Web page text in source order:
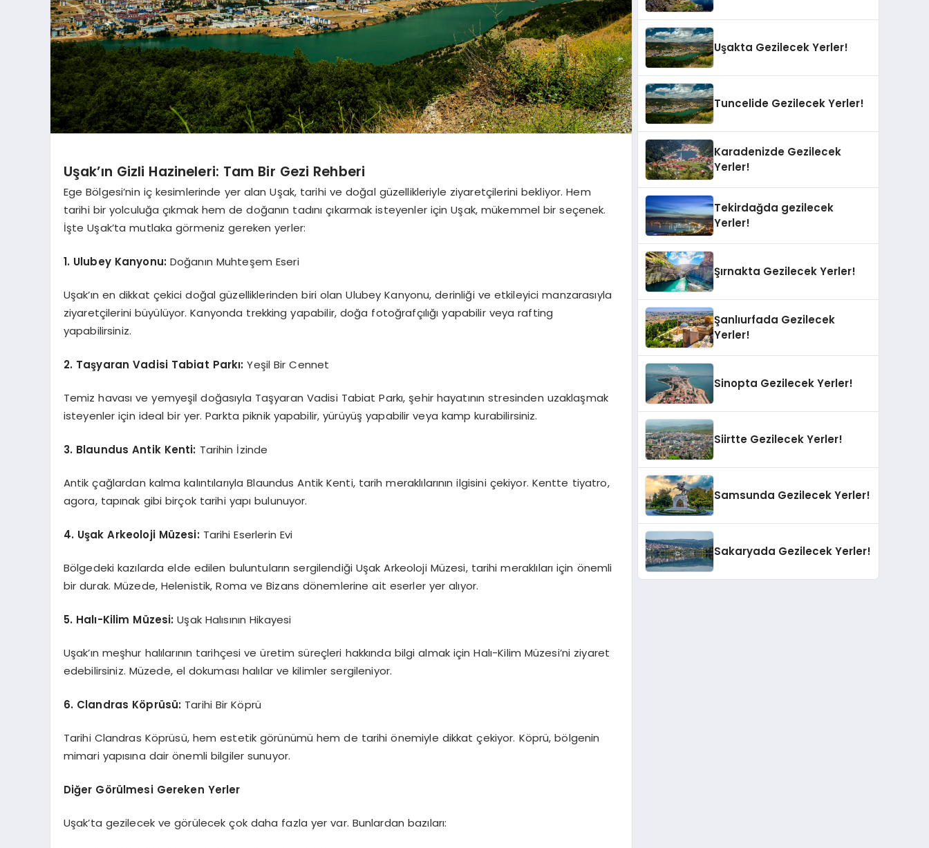
Uşak’ın Gizli Hazineleri: Tam Bir Gezi Rehberi
Ege Bölgesi’nin iç kesimlerinde yer alan Uşak, tarihi ve doğal güzellikleriyle ziyaretçilerini bekliyor. Hem
tarihi bir yolculuğa çıkmak hem de doğanın tadını çıkarmak isteyenler için Uşak, mükemmel bir seçenek.
İşte Uşak’ta mutlaka görmeniz gereken yerler:
1. Ulubey Kanyonu: Doğanın Muhteşem Eseri
Uşak’ın en dikkat çekici doğal güzelliklerinden biri olan Ulubey Kanyonu, derinliği ve etkileyici manzarasıyla
ziyaretçilerini büyülüyor. Kanyonda trekking yapabilir, doğa fotoğrafçılığı yapabilir veya rafting
yapabilirsiniz.
2. Taşyaran Vadisi Tabiat Parkı: Yeşil Bir Cennet
Temiz havası ve yemyeşil doğasıyla Taşyaran Vadisi Tabiat Parkı, şehir hayatının stresinden uzaklaşmak
isteyenler için ideal bir yer. Parkta piknik yapabilir, yürüyüş yapabilir veya kamp kurabilirsiniz.
3. Blaundus Antik Kenti: Tarihin İzinde
Antik çağlardan kalma kalıntılarıyla Blaundus Antik Kenti, tarih meraklılarının ilgisini çekiyor. Kentte tiyatro,
agora, tapınak gibi birçok tarihi yapı bulunuyor.
4. Uşak Arkeoloji Müzesi: Tarihi Eserlerin Evi
Bölgedeki kazılarda elde edilen buluntuların sergilendiği Uşak Arkeoloji Müzesi, tarihi meraklıları için önemli
bir durak. Müzede, Helenistik, Roma ve Bizans dönemlerine ait eserler yer alıyor.
5. Halı-Kilim Müzesi: Uşak Halısının Hikayesi
Uşak’ın meşhur halılarının tarihçesi ve üretim süreçleri hakkında bilgi almak için Halı-Kilim Müzesi’ni ziyaret
edebilirsiniz. Müzede, el dokuması halılar ve kilimler sergileniyor.
6. Clandras Köprüsü: Tarihi Bir Köprü
Tarihi Clandras Köprüsü, hem estetik görünümü hem de tarihi önemiyle dikkat çekiyor. Köprü, bölgenin
mimari yapısına dair önemli bilgiler sunuyor.
Diğer Görülmesi Gereken Yerler
Uşak’ta gezilecek ve görülecek çok daha fazla yer var. Bunlardan bazıları:
Uşakta Gezilecek Yerler!
Tuncelide Gezilecek Yerler!
Karadenizde Gezilecek
Yerler!
Tekirdağda gezilecek
Yerler!
Şırnakta Gezilecek Yerler!
Şanlıurfada Gezilecek
Yerler!
Sinopta Gezilecek Yerler!
Siirtte Gezilecek Yerler!
Samsunda Gezilecek Yerler!
Sakaryada Gezilecek Yerler!